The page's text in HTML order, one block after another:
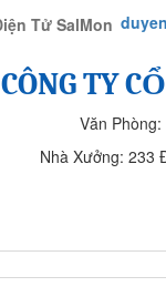
CÔNG TY
Văn
Nhà Xưởng: 233